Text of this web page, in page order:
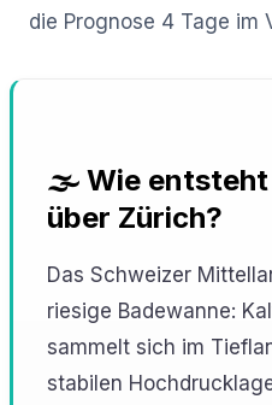
die Prognose 4 Tage im
🌫️ Wie entsteht
über Zürich?
Das Schweizer
riesige Badewanne:
sammelt sich im
stabilen